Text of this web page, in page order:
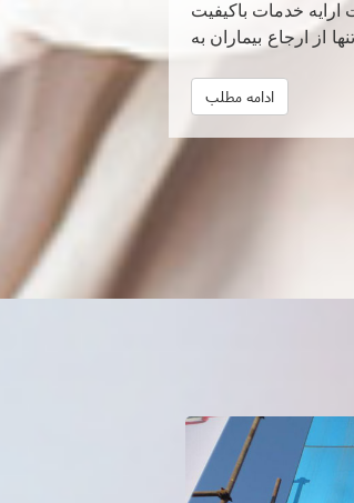
خدمات باکیفیت
از ارجاع بیماران به
ادامه مطلب